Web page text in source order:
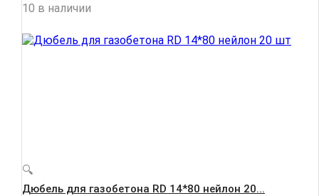
10 в наличии
🔍
Дюбель для газобетона RD 14*80 нейлон 20...